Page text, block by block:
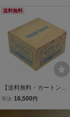
送料無料
【送料無料・カートンダ
ンボール】 ファミコン デ
即決 16,500 円